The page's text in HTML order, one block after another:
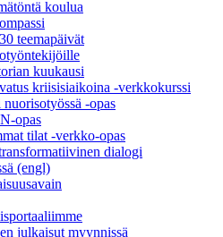
koulua
teemapäivät
kuukausi
kriisisiaikoina -verkkokurssi
-opas
opas
tilat -verkko-opas
dialogi
(engl)
julkaisut myynnissä